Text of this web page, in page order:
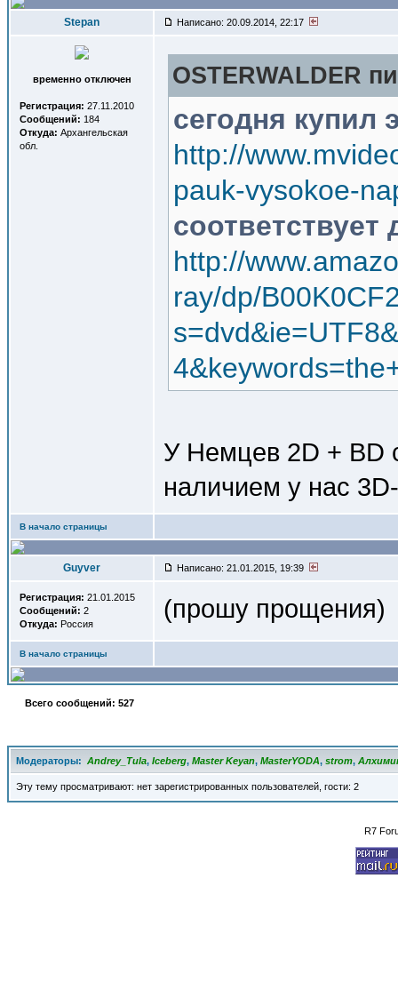
Stepan Написано: 20.09.2014, 22:17
временно отключен
Регистрация: 27.11.2010
Сообщений: 184
Откуда: Архангельская
обл.
OSTERWALDER
сегодня купил
http://
pauk-vysokoe-
http://
ray/dp/
У Немцев 2D + BD
наличием у нас
В начало страницы
Guyver Написано: 21.01.2015, 19:39
Регистрация: 21.01.2015
Сообщений: 2
Откуда: Россия
(прошу прощения)
В начало страницы
Всего сообщений: 527
Модераторы: Andrey_Tula, Iceberg, Master Keyan, MasterYODA, strom,
Эту тему просматривают: нет зарегистрированных пользователей, гости: 2
R7